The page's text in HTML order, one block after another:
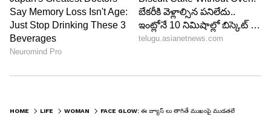
HOME LIFE WOMAN